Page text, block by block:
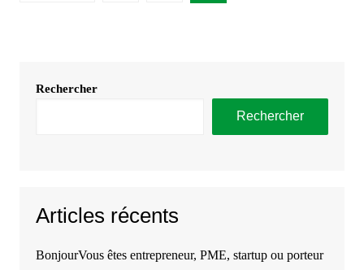
Rechercher
Rechercher
Articles récents
BonjourVous êtes entrepreneur, PME, startup ou porteur